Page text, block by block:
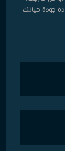
جودة حياتك